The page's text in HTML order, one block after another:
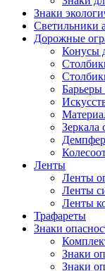
Знаки
Светильники
Дорожные
Конусы
Барьеры
Зеркала
Ленты
Ленты
Ленты
Ленты
Трафареты
Знаки
Знаки
Знаки